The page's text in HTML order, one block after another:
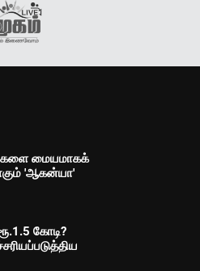
மையமாகக்
'ஆகன்யா'
கோடி?